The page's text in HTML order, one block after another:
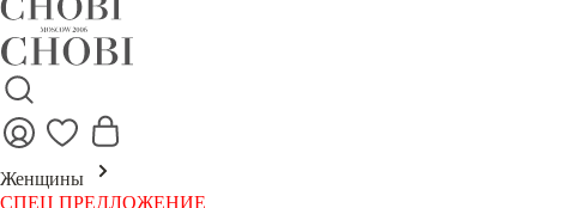
Женщины
СПЕЦ ПРЕДЛОЖЕНИЕ